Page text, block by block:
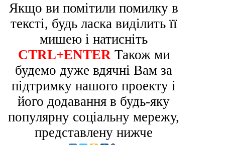
Якщо ви помітили помилку в
тексті, будь ласка виділить її
мишею і натисніть
CTRL+ENTER Також ми
будемо дуже вдячні Вам за
підтримку нашого проекту і
його додавання в будь-яку
популярну соціальну мережу,
представлену нижче